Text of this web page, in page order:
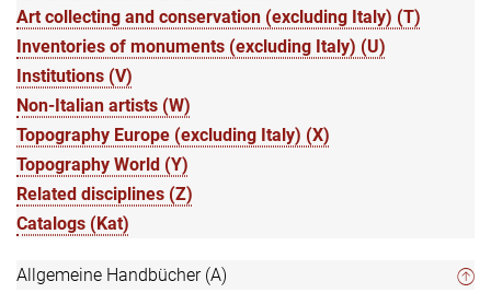
Art collecting and conservation (excluding Italy) (T)
Inventories of monuments (excluding Italy) (U)
Institutions (V)
Non-Italian artists (W)
Topography Europe (excluding Italy) (X)
Topography World (Y)
Related disciplines (Z)
Catalogs (Kat)
Allgemeine Handbücher (A)